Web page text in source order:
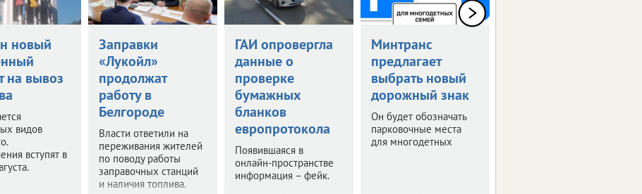
новый
на вывоз
видов
вступят в
Заправки
«Лукойл»
продолжат
работу в
Белгороде
Власти ответили на
переживания жителей
по поводу работы
заправочных станций
и наличия топлива.
ГАИ опровергла
данные о
проверке
бумажных
бланков
европротокола
Появившаяся в
онлайн-пространстве
информация – фейк.
Минтранс
предлагает
выбрать новый
дорожный знак
Он будет обозначать
парковочные места
для многодетных